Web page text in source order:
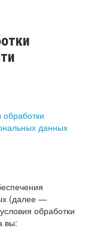
обработки
данных
(далее —
обработки
вы: